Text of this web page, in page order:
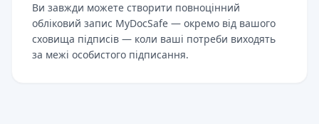
Ви завжди можете створити повноцінний
обліковий запис MyDocSafe — окремо від вашого
сховища підписів — коли ваші потреби виходять
за межі особистого підписання.